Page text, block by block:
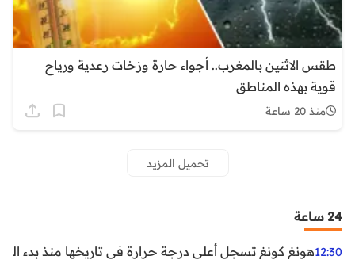
طقس الاثنين بالمغرب.. أجواء حارة وزخات رعدية ورياح
قوية بهذه المناطق
منذ 20 ساعة
تحميل المزيد
24 ساعة
12:30هونغ كونغ تسجل أعلى درجة حرارة في تاريخها منذ بدء